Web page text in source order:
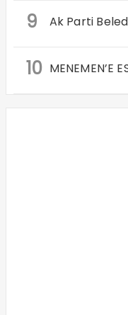
9 Ak Parti
10 MENEMEN’E